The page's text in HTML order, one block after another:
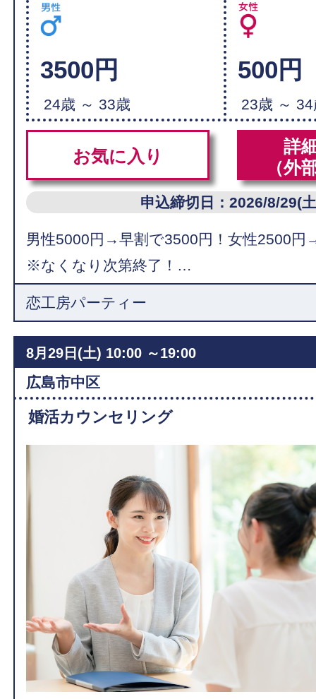
3500円
24歳 ～ 33歳
500円
23歳 ～
お気に入り
詳
（外
申込締切日：2026/8/29(
男性5000円→早割で3500円！女性2500円
※なくなり次第終了！…
恋工房パーティー
8月29日(土) 10:00 ～19:00
広島市中区
婚活カウンセリング